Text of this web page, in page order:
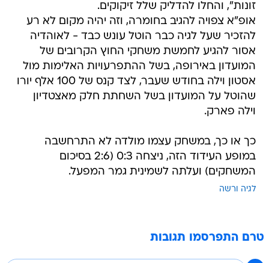
זונות", והחלו להדליק שלל זיקוקים.
אופ"א צפויה להגיב בחומרה, וזה יהיה מקום לא רע
להזכיר שעל לגיה כבר הוטל עונש כבד - לאוהדיה
אסור להגיע לחמשת משחקי החוץ הקרובים של
המועדון באירופה, בשל ההתפרעויות האלימות מול
אסטון וילה בחודש שעבר, לצד קנס של 100 אלף יורו
שהוטל על המועדון בשל השחתת חלק מאצטדיון
וילה פארק.
כך או כך, במשחק עצמו מולדה לא התרחשבה
במופע העידוד הזה, ניצחה 0:3 (2:6 בסיכום
המשחקים) ועלתה לשמינית גמר המפעל.
לגיה ורשה
טרם התפרסמו תגובות